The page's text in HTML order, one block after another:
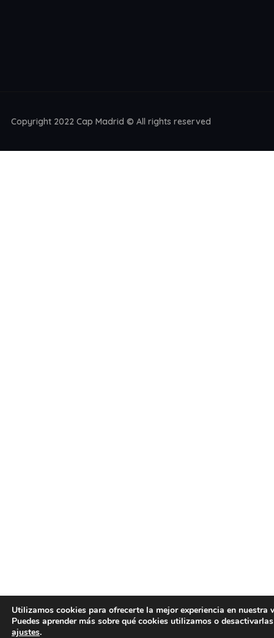
Copyright 2022 Cap Madrid © All rights reserved
Utilizamos cookies para ofrecerte la mejor experiencia en nuestra
Puedes aprender más sobre qué cookies utilizamos o
ajustes.